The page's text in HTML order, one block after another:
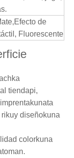
de
Fluorescente
tiendapi,
diseñokuna
colorkuna